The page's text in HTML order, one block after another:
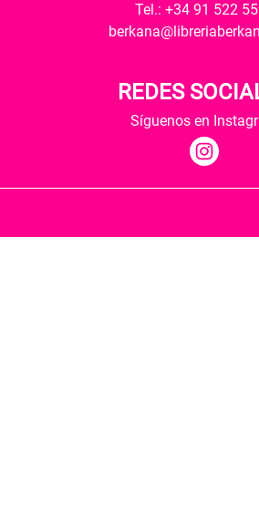
Tel.: +34 91 522
REDES
Síguenos en